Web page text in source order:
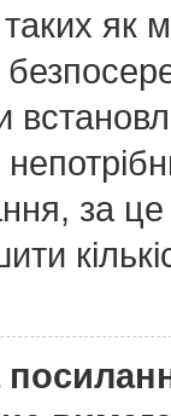
як
за